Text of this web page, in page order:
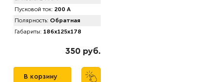
Пусковой ток: 200 А
Полярность: Обратная
Габариты: 186x125x178
350 руб.
В корзину